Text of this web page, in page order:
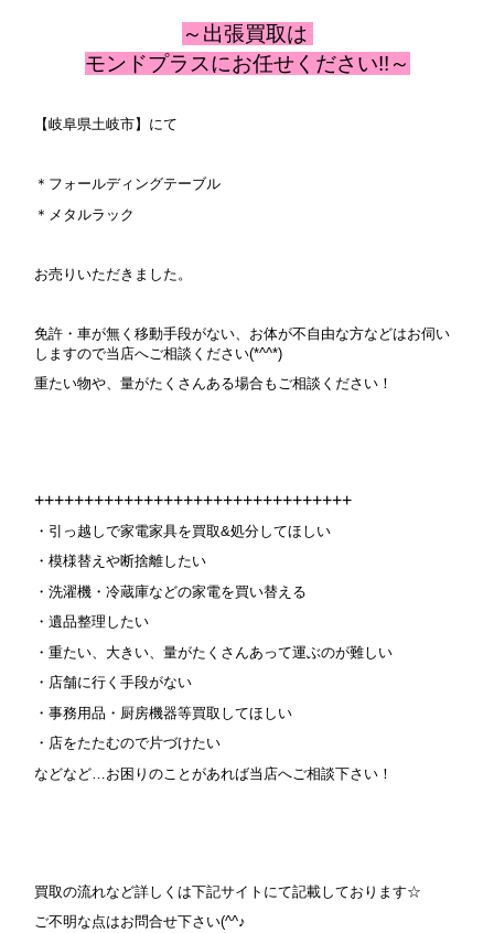
～出張買取は
モンドプラスにお任せください!!～
【岐阜県土岐市】にて
＊フォールディングテーブル
＊メタルラック
お売りいただきました。
免許・車が無く移動手段がない、お体が不自由な方などはお伺い
しますので当店へご相談ください(*^^*)
重たい物や、量がたくさんある場合もご相談ください！
++++++++++++++++++++++++++++++++
・引っ越しで家電家具を買取&処分してほしい
・模様替えや断捨離したい
・洗濯機・冷蔵庫などの家電を買い替える
・遺品整理したい
・重たい、大きい、量がたくさんあって運ぶのが難しい
・店舗に行く手段がない
・事務用品・厨房機器等買取してほしい
・店をたたむので片づけたい
などなど…お困りのことがあれば当店へご相談下さい！
買取の流れなど詳しくは下記サイトにて記載しております☆
ご不明な点はお問合せ下さい(^^♪